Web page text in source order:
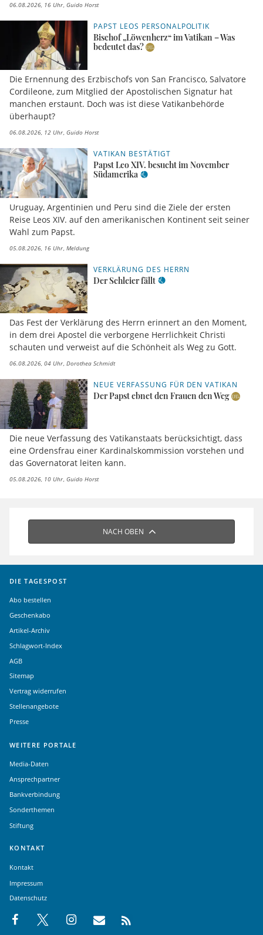
06.08.2026, 16 Uhr Guido Horst
PAPST LEOS PERSONALPOLITIK
Bischof „Löwenherz“ im Vatikan – Was
bedeutet das?
Die Ernennung des Erzbischofs von San Francisco, Salvatore
Cordileone, zum Mitglied der Apostolischen Signatur hat
manchen erstaunt. Doch was ist diese Vatikanbehörde
überhaupt?
06.08.2026, 12 Uhr Guido Horst
VATIKAN BESTÄTIGT
Papst Leo XIV. besucht im November
Südamerika
Uruguay, Argentinien und Peru sind die Ziele der ersten
Reise Leos XIV. auf den amerikanischen Kontinent seit seiner
Wahl zum Papst.
05.08.2026, 16 Uhr Meldung
VERKLÄRUNG DES HERRN
Der Schleier fällt
Das Fest der Verklärung des Herrn erinnert an den Moment,
in dem drei Apostel die verborgene Herrlichkeit Christi
schauten und verweist auf die Schönheit als Weg zu Gott.
06.08.2026, 04 Uhr Dorothea Schmidt
NEUE VERFASSUNG FÜR DEN VATIKAN
Der Papst ebnet den Frauen den Weg
Die neue Verfassung des Vatikanstaats berücksichtigt, dass
eine Ordensfrau einer Kardinalskommission vorstehen und
das Governatorat leiten kann.
05.08.2026, 10 Uhr Guido Horst
NACH OBEN
DIE TAGESPOST
Abo bestellen
Geschenkabo
Artikel-Archiv
Schlagwort-Index
AGB
Sitemap
Vertrag widerrufen
Stellenangebote
Presse
WEITERE PORTALE
Media-Daten
Ansprechpartner
Bankverbindung
Sonderthemen
Stiftung
KONTAKT
Kontakt
Impressum
Datenschutz